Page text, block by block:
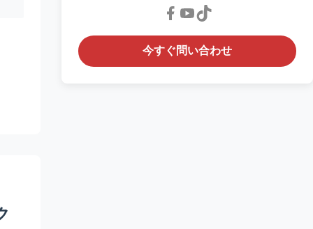
今すぐ問い合わせ